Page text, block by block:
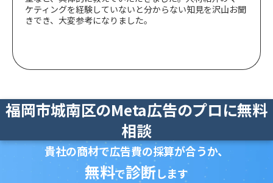
ケティングを経験していないと分からない知見を沢山お聞
きでき、大変参考になりました。
福岡市城南区のMeta広告のプロに無料
相談
貴社の商材で広告費の採算が合うか、
無料で診断します